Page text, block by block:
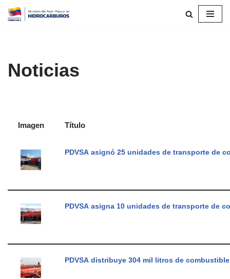
Noticias
Imagen Título
PDVSA asignó 25 unidades de transporte de
PDVSA asigna 10 unidades de transporte de
PDVSA distribuye 304 mil litros de